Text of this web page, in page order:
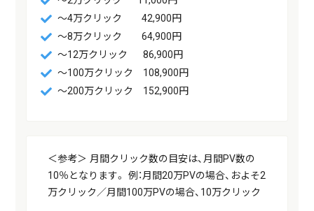
～4万クリック 42,900円
～8万クリック 64,900円
～12万クリック 86,900円
～100万クリック 108,900円
～200万クリック 152,900円
＜参考＞ 月間クリック数の目安は、月間PV数の
10％となります。 例：月間20万PVの場合、およそ2
万クリック／月間100万PVの場合、10万クリック